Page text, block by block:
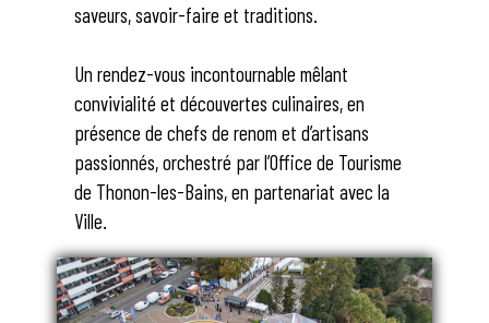
saveurs, savoir-faire et traditions.
Un rendez-vous incontournable mêlant
convivialité et découvertes culinaires, en
présence de chefs de renom et d’artisans
passionnés, orchestré par l’Office de Tourisme
de Thonon-les-Bains, en partenariat avec la
Ville.